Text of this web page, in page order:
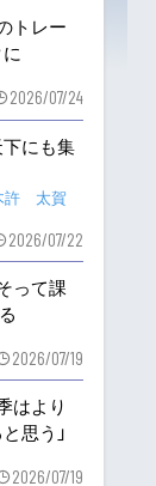
トレー
2026/07/24
にも集
許 太賀
2026/07/22
って課
2026/07/19
はより
思う」
2026/07/19